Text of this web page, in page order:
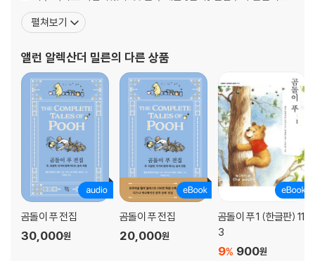
“안 되겠다. 크리스토퍼 로빈에게 물어보자” 결국 숲속 친구들은 세상에서
는 ‘바뿜, 고돔’이라는 의문의 쪽지만 붙어 있다. “고돔이 누구지? 또 새로
운 친구가 온 거야?” 숲 전체가 수군거리는데, 더 놀랍게도 크리스토퍼 로
빈이 영영 떠나버릴 거라는 소문마저 돌기 시작한다. 여유롭고 평화롭던
숲속 마을에, 대체 무슨 일이 일어나고 있는 걸까?
어 해 학적인 시와 기발한 평론들을 쓰기도 했다. 1913년에 도로시 다
핀 드 셀린코트와 결혼한 후, 그의 아들인 크리스토퍼 로빈 밀른이 태
가로 널리 알려졌으며, 이 시기에 인생
펼쳐보기
앨런 알렉산더 밀른의 다른 상품
곰돌이 푸 전집
30,000원
곰돌이 푸 전집
20,000원
곰돌이 푸 1 (한글판) 11
3
900원
9%